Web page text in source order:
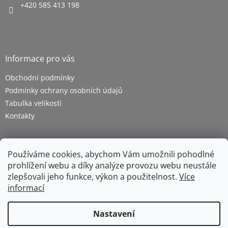
Používáme cookies, abychom Vám umožnili pohodlné
prohlížení webu a díky analýze provozu webu neustále
zlepšovali jeho funkce, výkon a použitelnost. Více
informací
Nastavení
+420 585 413 198
Informace pro vás
Obchodní podmínky
Podmínky ochrany osobních údajů
Tabulka velikostí
Kontakty